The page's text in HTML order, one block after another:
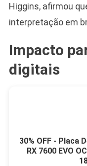
Higgins, afirmou
interpretação em
Impacto
digitais
30% OFF - Placa
RX 7600 EVO